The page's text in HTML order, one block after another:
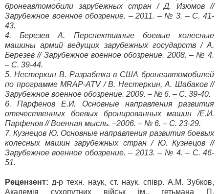
бронеавтомобили зарубежных стран / Д. Изюмов //
Зарубежное военное обозрение. – 2011. – № 3. – С. 41-
43.
4. Березев А. Перспективные боевые колесные
машины армий ведущих зарубежных государств / А.
Березев // Зарубежное военное обозрение. 2008. – № 4.
– С. 39-44.
5. Нестеркин В. Разрабтка в США бронеавтомобилей
по программе MRAP-ATV / В. Нестеркин, А. Шабаков //
Зарубежное военное обозрение. 2009. – № 6. – С. 39-40.
6. Парфенов Е.И. Основные направления развития
отечественных боевых бронированных машин /Е.И.
Парфенов // Военная мысль. –2006. – № 6. – С. 23-29.
7. Кузнецов Ю. Основные направления развития боевых
колесных машин зарубежных стран / Ю. Кузнецов //
Зарубежное военное обозрение. – 2013. – № 4. – С. 46-
51.
Рецензент: д-р техн. наук, ст. наук. співр. А.М. Зубков,
Академія сухопутних військ ім.. гетьмана П.